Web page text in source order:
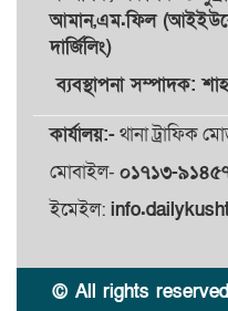
৮
আমান,এম.ফিল
দার্জিলিং)
ব্যবস্থাপনা সম্পাদক:
কার্যালয়:-থানা ট্রাফিক
মোবাইল- ০১৭১৩-
ইমেইল:
© All rights